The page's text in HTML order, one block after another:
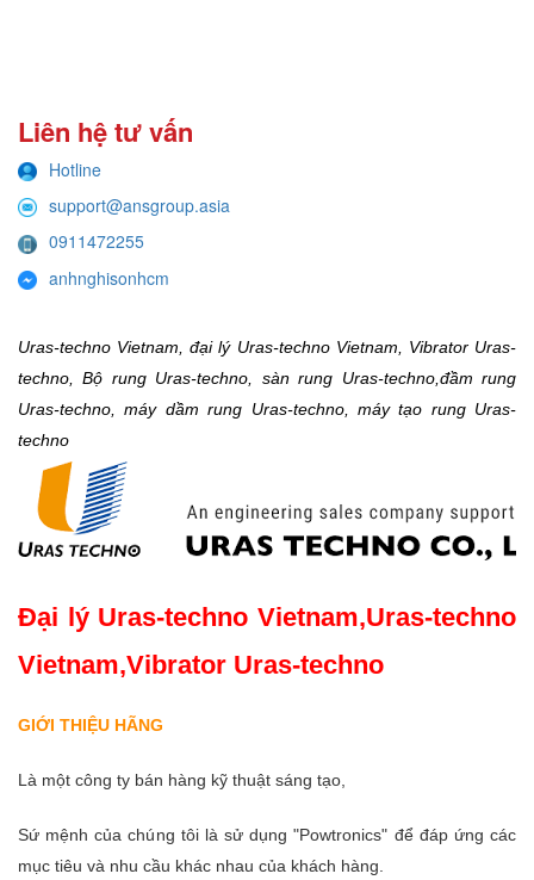
Liên hệ tư vấn
Hotline
support@ansgroup.asia
0911472255
anhnghisonhcm
Uras-techno Vietnam, đại lý Uras-techno Vietnam, Vibrator Uras-
techno, Bộ rung Uras-techno, sàn rung Uras-techno,đầm rung
Uras-techno, máy dầm rung Uras-techno, máy tạo rung Uras-
techno
Đại lý Uras-techno Vietnam,Uras-techno
Vietnam,Vibrator Uras-techno
GIỚI THIỆU HÃNG
Là một công ty bán hàng kỹ thuật sáng tạo,
Sứ mệnh của chúng tôi là sử dụng "Powtronics" để đáp ứng các
mục tiêu và nhu cầu khác nhau của khách hàng.